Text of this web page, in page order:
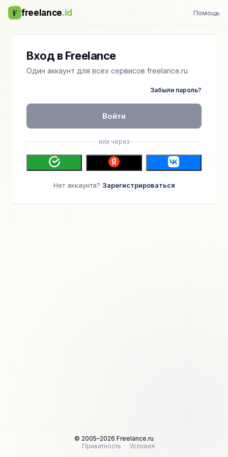
F freelance.id Помощь
Вход в Freelance
Один аккаунт для всех сервисов freelance.ru
Забыли пароль?
Войти
или через
Нет аккаунта? Зарегистрироваться
© 2005–2026 Freelance.ru
Приватность
Условия